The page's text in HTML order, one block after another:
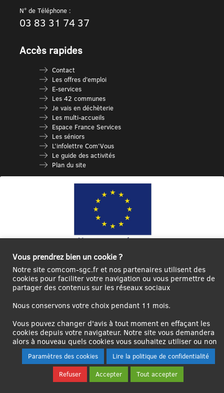
N° de Téléphone :
03 83 31 74 37
Accès rapides
Contact
Les offres d’emploi
E-services
Les 42 communes
Je vais en déchèterie
Les multi-accueils
Espace France Services
Les séniors
L’infolettre Com’Vous
Le guide des activités
Plan du site
Ce site internet a été cofinancé par l’Union européenne avec le Fonds
Européen de Développement Régional à hauteur de 12 572€
déconnecter
Créer un
utilisateur
Contact
Plan
site
Vous prendrez bien un cookie ?
Notre site comcom-sgc.fr et nos partenaires utilisent des
cookies pour faciliter votre navigation ou vous permettre de
partager des contenus sur les réseaux sociaux
Nous conservons votre choix pendant 11 mois.
Vous pouvez changer d'avis à tout moment en effaçant les
cookies depuis votre navigateur. Notre site vous demandera
alors à nouveau quels cookies vous souhaitez utiliser ou non
Paramètres des cookies
Lire la politique de confidentialité
Refuser
Accepter Tout accepter